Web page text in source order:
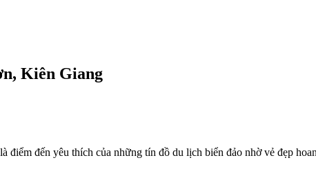
Kiên Giang
đến yêu thích của những tín đồ du lịch biển đảo nhờ vẻ đẹp